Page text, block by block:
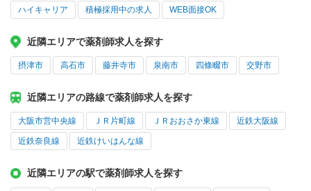
ハイキャリア 積極採用中の求人 WEB面接OK
近隣エリアで薬剤師求人を探す
摂津市 高石市 藤井寺市 泉南市 四條畷市 交野市
近隣エリアの路線で薬剤師求人を探す
大阪市営中央線 ＪＲ片町線 ＪＲおおさか東線 近鉄大阪線
近鉄奈良線 近鉄けいはんな線
近隣エリアの駅で薬剤師求人を探す